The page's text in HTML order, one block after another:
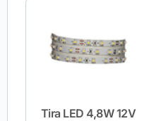
Tira LED 4,8W 12V